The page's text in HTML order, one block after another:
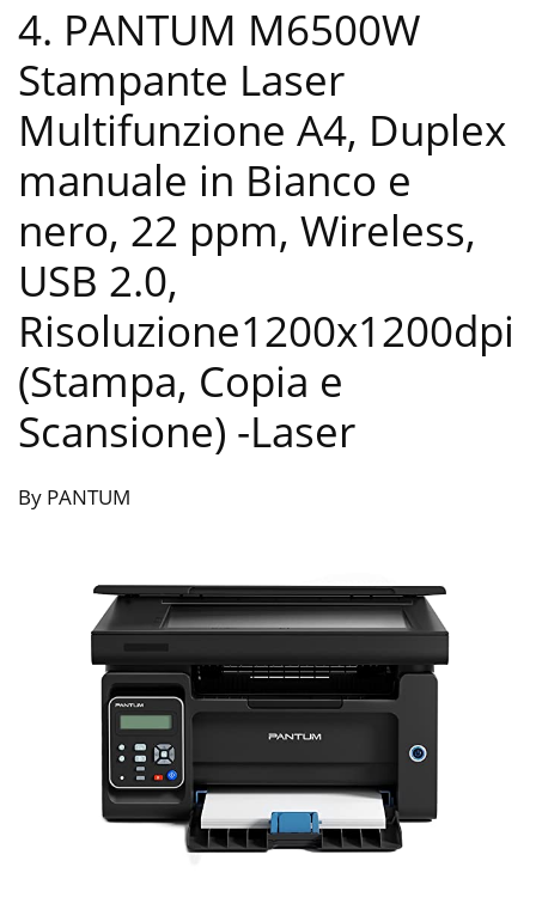
4. PANTUM M6500W
Stampante Laser
Multifunzione A4, Duplex
manuale in Bianco e
nero, 22 ppm, Wireless,
USB 2.0,
Risoluzione1200x1200dpi
(Stampa, Copia e
Scansione) -Laser
By PANTUM